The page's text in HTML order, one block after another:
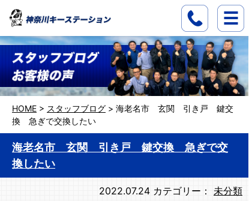
HOME > スタッフブログ > 海老名市 玄関 引き戸 鍵交
換 急ぎで交換したい
海老名市 玄関 引き戸 鍵交換 急ぎで交
換したい
2022.07.24 カテゴリー： 未分類